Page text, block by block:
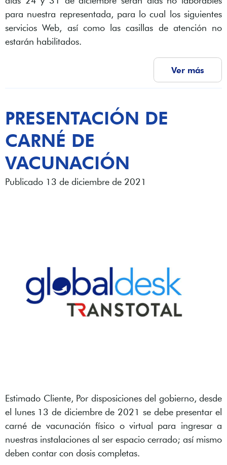
para nuestra representada, para lo cual los siguientes
servicios Web, así como las casillas de atención no
estarán habilitados.
Ver más
PRESENTACIÓN DE
CARNÉ DE
VACUNACIÓN
Publicado 13 de diciembre de 2021
Estimado Cliente, Por disposiciones del gobierno, desde
el lunes 13 de diciembre de 2021 se debe presentar el
carné de vacunación físico o virtual para ingresar a
nuestras instalaciones al ser espacio cerrado; así mismo
deben contar con dosis completas.